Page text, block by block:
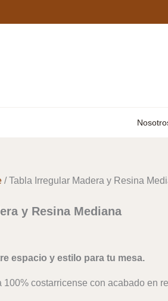
/ Tabla Irregular Madera y Resina
y Resina Mediana
espacio y estilo para tu mesa.
100% costarricense con acabado en